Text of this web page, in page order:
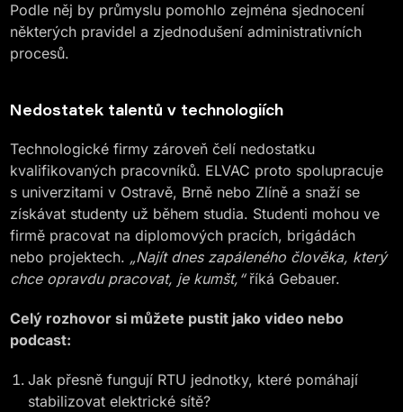
Podle něj by průmyslu pomohlo zejména sjednocení
některých pravidel a zjednodušení administrativních
procesů.
Nedostatek talentů v technologiích
Technologické firmy zároveň čelí nedostatku
kvalifikovaných pracovníků. ELVAC proto spolupracuje
s univerzitami v Ostravě, Brně nebo Zlíně a snaží se
získávat studenty už během studia. Studenti mohou ve
firmě pracovat na diplomových pracích, brigádách
nebo projektech. „Najít dnes zapáleného člověka, který
chce opravdu pracovat, je kumšt,“říká Gebauer.
Celý rozhovor si můžete pustit jako video nebo
podcast:
Jak přesně fungují RTU jednotky, které pomáhají
stabilizovat elektrické sítě?